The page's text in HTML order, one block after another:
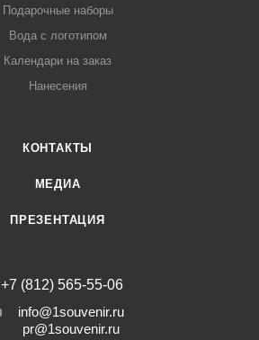
Подарочные наборы
Вода с логотипом
Календари на заказ
Нанесения
КОНТАКТЫ
МЕДИА
ПРЕЗЕНТАЦИЯ
+7 (812) 565-55-06
info@1souvenir.ru
pr@1souvenir.ru